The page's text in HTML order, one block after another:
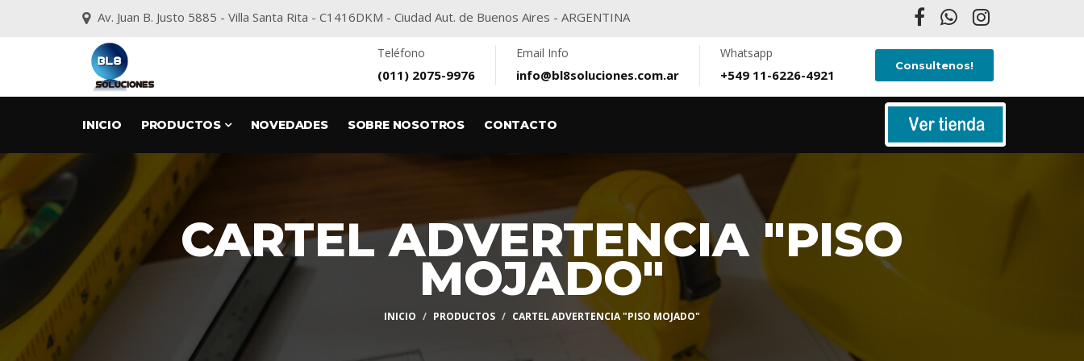
Av. Juan B. Justo 5885 - Villa Santa Rita - C1416DKM - Ciudad Aut. de Buenos Aires - ARGENTINA
Teléfono
(011) 2075-9976
Email Info
info@bl8soluciones.com.ar
Whatsapp
+549 11-6226-4921
Consultenos!
INICIO PRODUCTOS NOVEDADES SOBRE NOSOTROS CONTACTO
CARTEL ADVERTENCIA "PISO
MOJADO"
INICIO PRODUCTOS CARTEL ADVERTENCIA "PISO MOJADO"